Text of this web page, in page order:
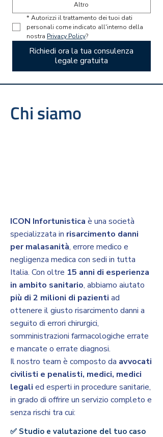
Altro
* Autorizzi il trattamento dei tuoi dati
personali come indicato all'interno della
nostra Privacy Policy?
Richiedi ora la tua consulenza
legale gratuita
Chi siamo
ICON Infortunistica è una società
specializzata in risarcimento danni
per malasanità, errore medico e
negligenza medica con sedi in tutta
Italia. Con oltre 15 anni di esperienza
in ambito sanitario, abbiamo aiutato
più di 2 milioni di pazienti ad
ottenere il giusto risarcimento danni a
seguito di errori chirurgici,
somministrazioni farmacologiche errate
e mancate o errate diagnosi.
Il nostro team è composto da avvocati
civilisti e penalisti, medici, medici
legali ed esperti in procedure sanitarie,
in grado di offrire un servizio completo e
senza rischi tra cui:
✅ Studio e valutazione del tuo caso